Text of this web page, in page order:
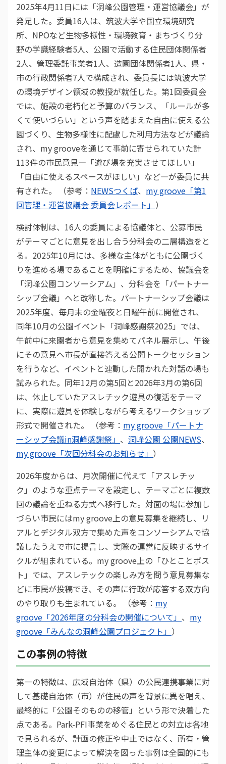
2025年4月11日には「洞峰公園管理・運営協議会」が
発足した。委員16人は、筑波大学や国立環境研究
所、NPOなど生物多様性・環境教育・まちづくり分
野の学識経験者5人、公園で活動する住民団体関係者
2人、管理委託事業者1人、造園団体関係者1人、県・
市の行政関係者7人で構成され、委員長には筑波大学
の環境デザイン領域の教授が就任した。第1回委員会
では、施設の老朽化と予算のバランス、「ルールが多
くて使いづらい」という声を踏まえた自由に使える公
園づくり、生物多様性に配慮した利用方法などが議論
され、my grooveを通じて事前に寄せられていた計
113件の市民意見—「遊び場を充実させてほしい」
「自由に使えるスペースがほしい」など—が委員に共
有された。 （参考： NEWSつくば、 my groove「第1
回管理・運営協議会 委員会レポート」 ）
検討体制は、16人の委員による協議体と、公募市民
がテーマごとに意見を出し合う分科会の二層構造をと
る。2025年10月には、多様な主体がともに公園づく
りを進める場であることを明確にするため、協議会を
「洞峰公園コンソーシアム」、分科会を「パートナー
シップ会議」へと改称した。パートナーシップ会議は
2025年度、毎月末の金曜夜と日曜午前に開催され、
同年10月の公園イベント「洞峰感謝祭2025」では、
午前中に来園者から意見を集めてパネル展示し、午後
にその意見へ市長が直接答える公開トークセッション
を行うなど、イベントと連動した開かれた対話の場も
試みられた。同年12月の第5回と2026年3月の第6回
は、休止していたアスレチック遊具の復活をテーマ
に、実際に遊具を体験しながら考えるワークショップ
形式で開催された。 （参考： my groove「パートナ
ーシップ会議in洞峰感謝祭」 、 洞峰公園 公園NEWS、
my groove「次回分科会のお知らせ」 ）
2026年度からは、月次開催に代えて「アスレチッ
ク」のような重点テーマを設定し、テーマごとに複数
回の議論を重ねる方式へ移行した。対面の場に参加し
づらい市民にはmy groove上の意見募集を継続し、リ
アルとデジタル双方で集めた声をコンソーシアムで協
議したうえで市に提言し、実際の運営に反映するサイ
クルが組まれている。my groove上の「ひとことポス
ト」では、アスレチックの楽しみ方を問う意見募集な
どに市民が投稿でき、その声に行政が応答する双方向
のやり取りも生まれている。 （参考： my
groove「2026年度の分科会の開催について」 、 my
groove「みんなの洞峰公園プロジェクト」 ）
この事例の特徴
第一の特徴は、広域自治体（県）の公民連携事業に対
して基礎自治体（市）が住民の声を背景に異を唱え、
最終的に「公園そのものの移管」という形で決着した
点である。Park-PFI事業をめぐる住民との対立は各地
で見られるが、計画の修正や中止ではなく、所有・管
理主体の変更によって解決を図った事例は全国的にも